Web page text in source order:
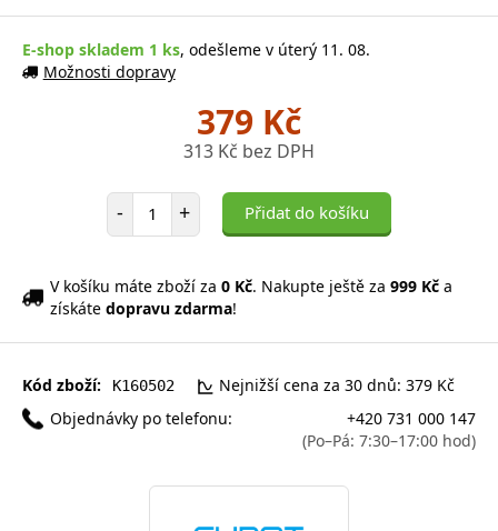
E-shop skladem 1 ks, odešleme v úterý 11. 08.
Možnosti dopravy
379 Kč
313 Kč bez DPH
- Počet položek
+ Přidat do košíku
V košíku máte zboží za 0 Kč. Nakupte ještě za 999 Kč a
získáte dopravu zdarma!
Kód zboží: K160502
Nejnižší cena za 30 dnů: 379 Kč
Objednávky po telefonu:
+420 731 000 147
(Po–Pá: 7:30–17:00 hod)